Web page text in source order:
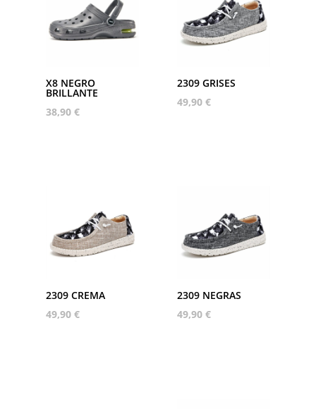
X8 NEGRO
BRILLANTE
38,90 €
2309 GRISES
49,90€
2309 CREMA
49,90 €
2309 NEGRAS
49,90€